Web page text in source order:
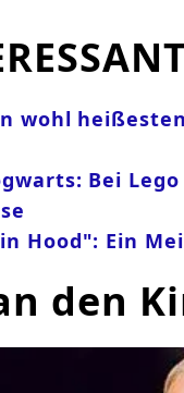
wohl
Bei
Hood": Ein
den